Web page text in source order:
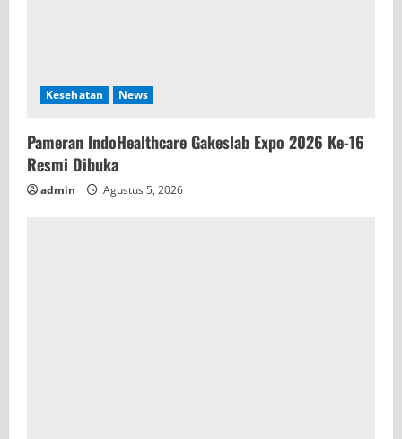
Kesehatan News
Pameran IndoHealthcare Gakeslab Expo 2026 Ke-16
Resmi Dibuka
admin Agustus 5, 2026